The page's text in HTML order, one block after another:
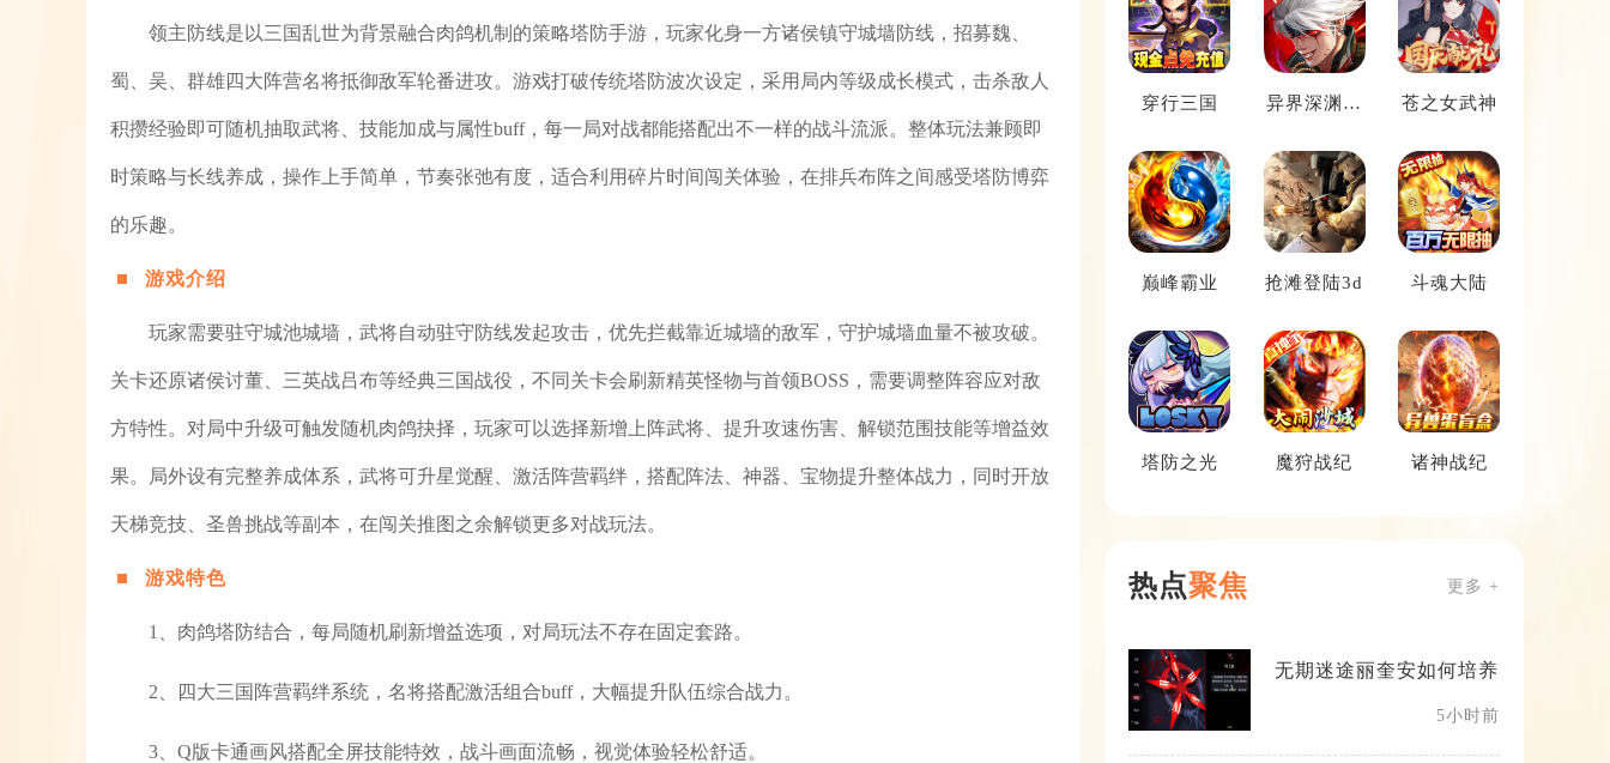
领主防线是以三国乱世为背景融合肉鸽机制的策略塔防手游，玩家化身一方诸侯镇守城墙防线，招募魏、
蜀、吴、群雄四大阵营名将抵御敌军轮番进攻。游戏打破传统塔防波次设定，采用局内等级成长模式，击杀敌人
积攒经验即可随机抽取武将、技能加成与属性buff，每一局对战都能搭配出不一样的战斗流派。整体玩法兼顾即
时策略与长线养成，操作上手简单，节奏张弛有度，适合利用碎片时间闯关体验，在排兵布阵之间感受塔防博弈
的乐趣。
游戏介绍
玩家需要驻守城池城墙，武将自动驻守防线发起攻击，优先拦截靠近城墙的敌军，守护城墙血量不被攻破。
关卡还原诸侯讨董、三英战吕布等经典三国战役，不同关卡会刷新精英怪物与首领BOSS，需要调整阵容应对敌
方特性。对局中升级可触发随机肉鸽抉择，玩家可以选择新增上阵武将、提升攻速伤害、解锁范围技能等增益效
果。局外设有完整养成体系，武将可升星觉醒、激活阵营羁绊，搭配阵法、神器、宝物提升整体战力，同时开放
天梯竞技、圣兽挑战等副本，在闯关推图之余解锁更多对战玩法。
游戏特色
1、肉鸽塔防结合，每局随机刷新增益选项，对局玩法不存在固定套路。
2、四大三国阵营羁绊系统，名将搭配激活组合buff，大幅提升队伍综合战力。
3、Q版卡通画风搭配全屏技能特效，战斗画面流畅，视觉体验轻松舒适。
穿行三国
异界深渊：
苍之女武神
巅峰霸业 抢滩登陆3d 斗魂大陆
塔防之光 魔狩战纪 诸神战纪
热点聚焦 更多 +
无期迷途丽奎安如何培养
5小时前